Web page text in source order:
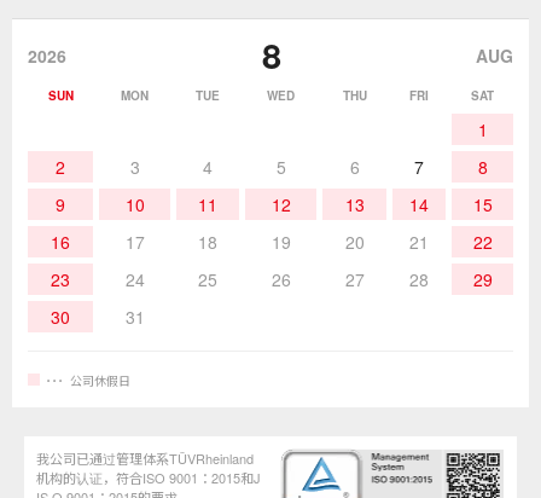
作业用材料 热加工
作业辅助工具
2026 8 AUG
SUN MON TUE WED THU FRI SAT
1
2
3 4 5 6 7
8
9
10 11 12 13 14
15
16
17 18 19 20 21
22
23
24 25 26 27 28
29
30
31
公司休假日
我公司已通过管理体系TÜVRheinland
机构的认证，符合ISO 9001：2015和J